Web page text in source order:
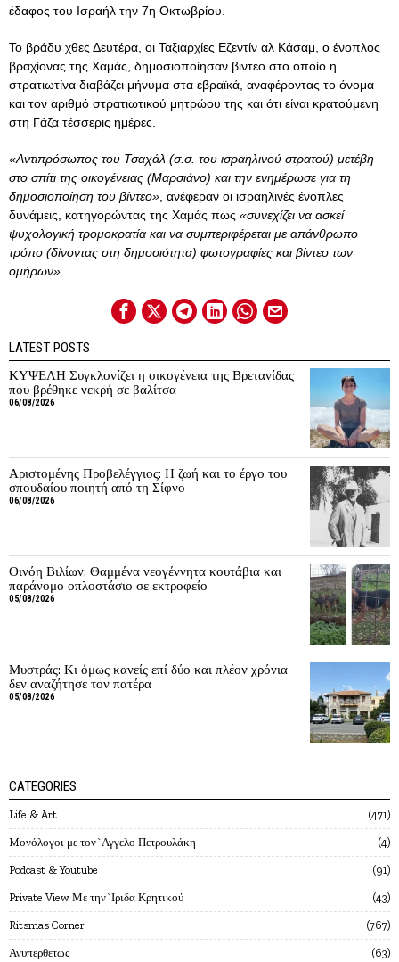
έδαφος του Ισραήλ την 7η Οκτωβρίου.
Το βράδυ χθες Δευτέρα, οι Ταξιαρχίες Εζεντίν αλ Κάσαμ, ο ένοπλος
βραχίονας της Χαμάς, δημοσιοποίησαν βίντεο στο οποίο η
στρατιωτίνα διαβάζει μήνυμα στα εβραϊκά, αναφέροντας το όνομα
και τον αριθμό στρατιωτικού μητρώου της και ότι είναι κρατούμενη
στη Γάζα τέσσερις ημέρες.
«Αντιπρόσωπος του Τσαχάλ (σ.σ. του ισραηλινού στρατού) μετέβη
στο σπίτι της οικογένειας (Μαρσιάνο) και την ενημέρωσε για τη
δημοσιοποίηση του βίντεο» , ανέφεραν οι ισραηλινές ένοπλες
δυνάμεις, κατηγορώντας της Χαμάς πως «συνεχίζει να ασκεί
ψυχολογική τρομοκρατία και να συμπεριφέρεται με απάνθρωπο
τρόπο (δίνοντας στη δημοσιότητα) φωτογραφίες και βίντεο των
ομήρων».
LATEST POSTS
ΚΥΨΕΛΗ Συγκλονίζει η οικογένεια της Βρετανίδας
που βρέθηκε νεκρή σε βαλίτσα
06/08/2026
Αριστομένης Προβελέγγιος: Η ζωή και το έργο του
σπουδαίου ποιητή από τη Σίφνο
06/08/2026
Οινόη Βιλίων: Θαμμένα νεογέννητα κουτάβια και
παράνομο οπλοστάσιο σε εκτροφείο
05/08/2026
Μυστράς: Κι όμως κανείς επί δύο και πλέον χρόνια
δεν αναζήτησε τον πατέρα
05/08/2026
CATEGORIES
Life & Art 471
Mονόλογοι με τον`Αγγελο Πετρουλάκη 4
Podcast & Youtube 91
Private View Με την`Ιριδα Κρητικού 43
Ritsmas Corner 767
Ανυπερθετως 63